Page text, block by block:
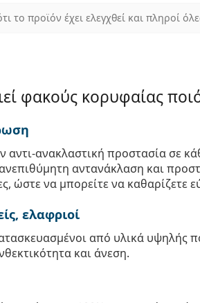
το προϊόν έχει ελεγχθεί και πληροί
φακούς κορυφαίας
ανακλαστική προστασία σε
αντανάκλαση και
ώστε να μπορείτε να καθαρίζετε
ελαφριοί
από υλικά υψηλής
και άνεση.